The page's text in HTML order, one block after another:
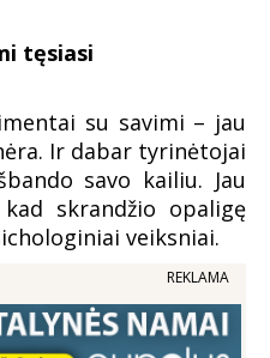
tęsiasi
su savimi – jau
Ir dabar tyrinėtojai
savo kailiu. Jau
skrandžio opaligę
veiksniai.
REKLAMA